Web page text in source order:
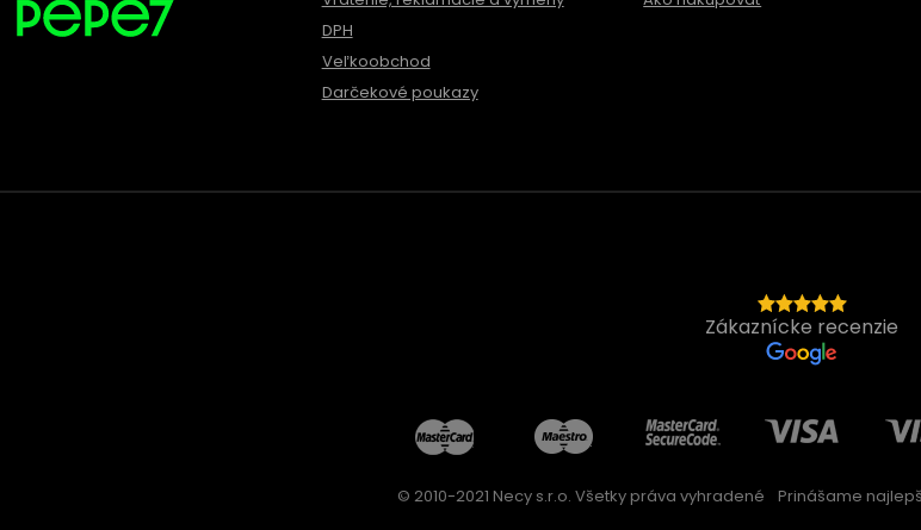
DPH
Veľkoobchod
Darčekové poukazy
Zákaznícke recenzie
© 2010-2021 Necy s.r.o. Všetky práva vyhradené Prinášame